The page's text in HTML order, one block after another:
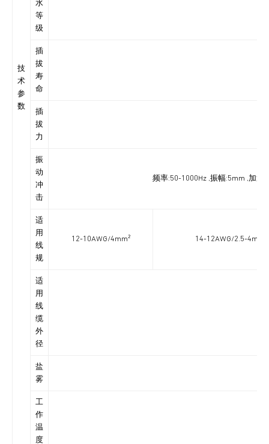
技
术
参
数
水
等
级
插
拔
寿
命
插
拔
力
振
动
冲
击
频率:50-1000Hz ,振幅:5mm ,加
适
用
线
规
12-10AWG/4mm² 14-12AWG/2.5-4mm²
适
用
线
缆
外
径
盐
雾
工
作
温
度